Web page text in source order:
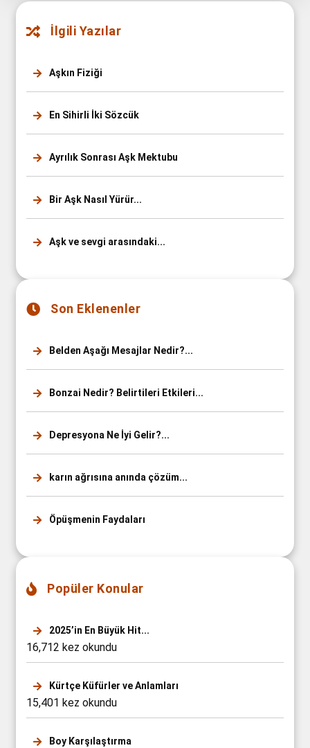
İlgili Yazılar
Aşkın Fiziği
En Sihirli İki Sözcük
Ayrılık Sonrası Aşk Mektubu
Bir Aşk Nasıl Yürür...
Aşk ve sevgi arasındaki...
Son Eklenenler
Belden Aşağı Mesajlar Nedir?...
Bonzai Nedir? Belirtileri Etkileri...
Depresyona Ne İyi Gelir?...
karın ağrısına anında çözüm...
Öpüşmenin Faydaları
Popüler Konular
2025’in En Büyük Hit...
16,712 kez okundu
Kürtçe Küfürler ve Anlamları
15,401 kez okundu
Boy Karşılaştırma